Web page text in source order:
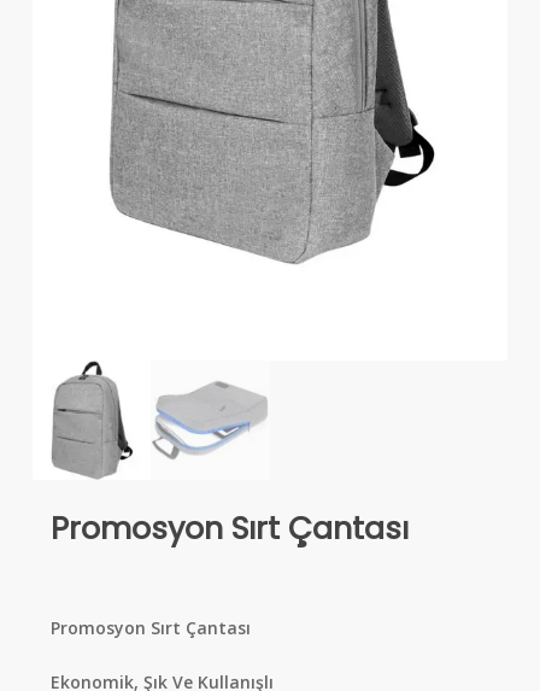
Promosyon Sırt Çantası
Promosyon Sırt Çantası
Ekonomik, Şık Ve Kullanışlı